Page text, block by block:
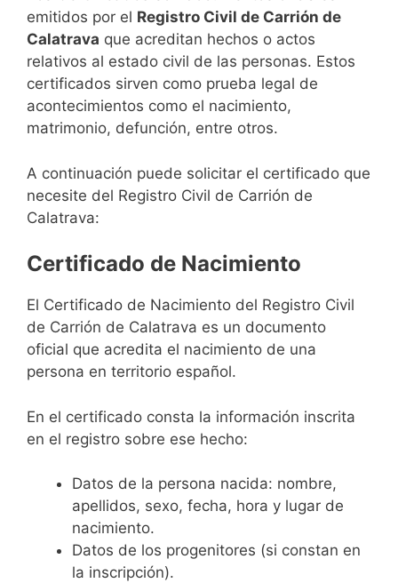
emitidos por el Registro Civil de Carrión de
Calatrava que acreditan hechos o actos
relativos al estado civil de las personas. Estos
certificados sirven como prueba legal de
acontecimientos como el nacimiento,
matrimonio, defunción, entre otros.
A continuación puede solicitar el certificado que
necesite del Registro Civil de Carrión de
Calatrava:
Certificado de Nacimiento
El Certificado de Nacimiento del Registro Civil
de Carrión de Calatrava es un documento
oficial que acredita el nacimiento de una
persona en territorio español.
En el certificado consta la información inscrita
en el registro sobre ese hecho:
Datos de la persona nacida: nombre,
apellidos, sexo, fecha, hora y lugar de
nacimiento.
Datos de los progenitores (si constan en
la inscripción).